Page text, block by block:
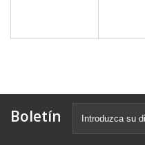
Boletín